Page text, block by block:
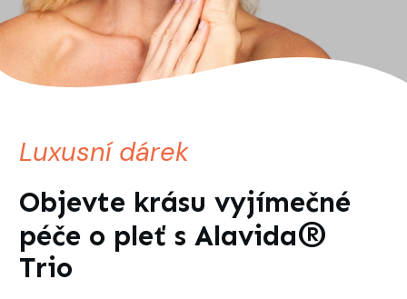
Luxusní dárek
Objevte krásu vyjímečné
péče o pleť s Alavida®
Trio